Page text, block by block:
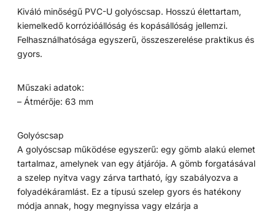
Kiváló minőségű PVC-U golyóscsap. Hosszú élettartam,
kiemelkedő korrózióállóság és kopásállóság jellemzi.
Felhasználhatósága egyszerű, összeszerelése praktikus és
gyors.
Műszaki adatok:
– Átmérője: 63 mm
Golyóscsap
A golyóscsap működése egyszerű: egy gömb alakú elemet
tartalmaz, amelynek van egy átjárója. A gömb forgatásával
a szelep nyitva vagy zárva tartható, így szabályozva a
folyadékáramlást. Ez a típusú szelep gyors és hatékony
módja annak, hogy megnyissa vagy elzárja a